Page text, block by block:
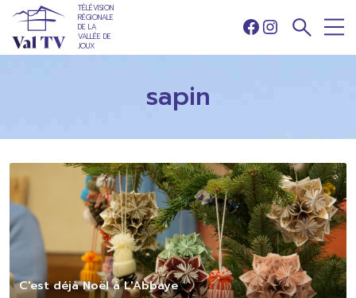
TÉLÉVISION
RÉGIONALE
DE LA
VALLÉE DE
JOUX
Facebook
Instagram
sapin
C'est déjà Noël à L'Abbaye